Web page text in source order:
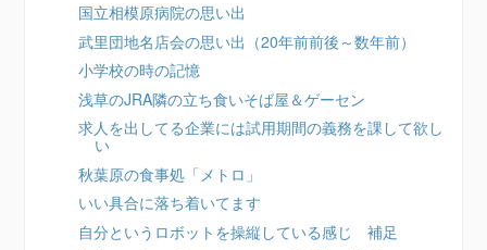
国立相模原病院の思い出
武里団地名店会の思い出（20年前前後～数年前）
小学校の時の記憶
浅草のJRA隣の立ち食いそば屋＆ゲーセン
求人を出してる企業には試用期間の義務を課して欲し
い
秋葉原の食事処「メトロ」
いい具合に落ち着いてます
自分というロボットを操縦している感じ 補足